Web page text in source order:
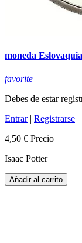
moneda
favorite
Debes de estar
Entrar| Registrarse
4,50 € Precio
Isaac Potter
Añadir al carrito